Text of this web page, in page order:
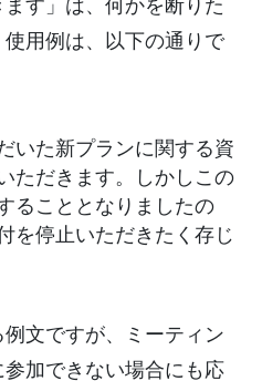
用例は、以下の通りで
いた新プランに関する資
ただきます。しかしこの
ることとなりましたの
を停止いただきたく存じ
文ですが、ミーティン
加できない場合にも応